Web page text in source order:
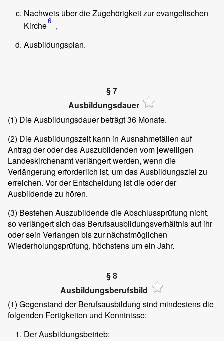
Nachweis über die Zugehörigkeit zur evangelischen
Kirche6 ,
Ausbildungsplan.
§ 7
Ausbildungsdauer
(1) Die Ausbildungsdauer beträgt 36 Monate.
(2) Die Ausbildungszeit kann in Ausnahmefällen auf
Antrag der oder des Auszubildenden vom jeweiligen
Landeskirchenamt verlängert werden, wenn die
Verlängerung erforderlich ist, um das Ausbildungsziel zu
erreichen. Vor der Entscheidung ist die oder der
Ausbildende zu hören.
(3) Bestehen Auszubildende die Abschlussprüfung nicht,
so verlängert sich das Berufsausbildungsverhältnis auf ihr
oder sein Verlangen bis zur nächstmöglichen
Wiederholungsprüfung, höchstens um ein Jahr.
§ 8
Ausbildungsberufsbild
(1) Gegenstand der Berufsausbildung sind mindestens die
folgenden Fertigkeiten und Kenntnisse:
Der Ausbildungsbetrieb: